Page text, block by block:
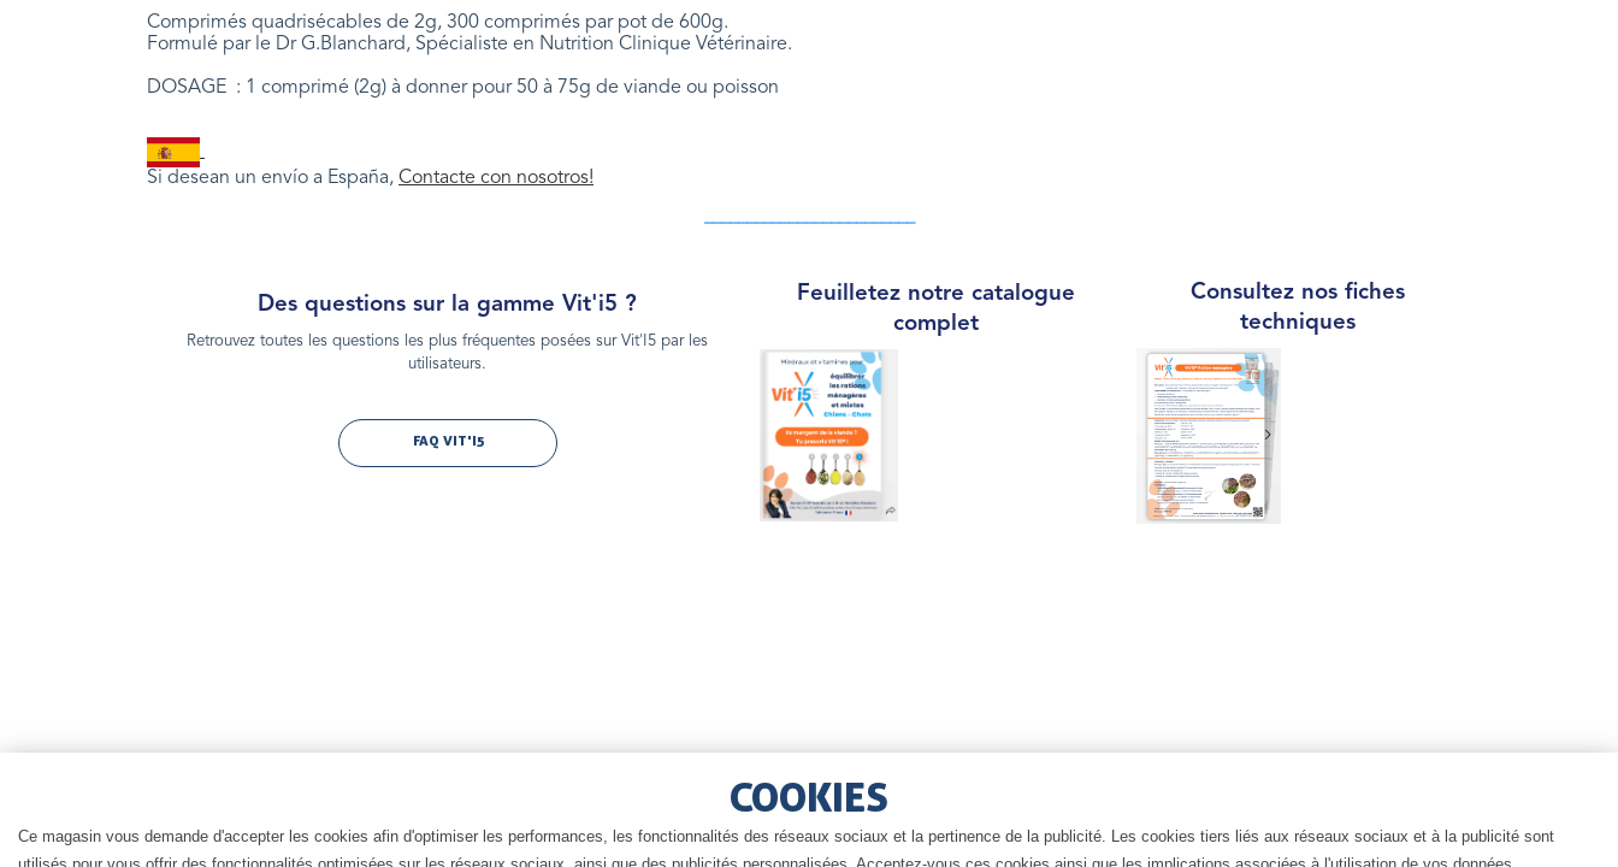
Comprimés quadrisécables de 2g, 300 comprimés par pot de 600g.
Formulé par le Dr G.Blanchard, Spécialiste en Nutrition Clinique Vétérinaire.
DOSAGE : 1 comprimé (2g) à donner pour 50 à 75g de viande ou poisson
Si desean un envío a España, Contacte con nosotros!
Des questions sur la gamme Vit'i5 ?
Retrouvez toutes les questions les plus fréquentes posées sur Vit'I5 par les
utilisateurs.
FAQ VIT'I5
Feuilletez notre catalogue
complet
Consultez nos fiches
techniques
COOKIES
Ce magasin vous demande d'accepter les cookies afin d'optimiser les performances, les fonctionnalités des réseaux sociaux et la pertinence de la publicité. Les cookies tiers liés aux réseaux sociaux et à la publicité sont